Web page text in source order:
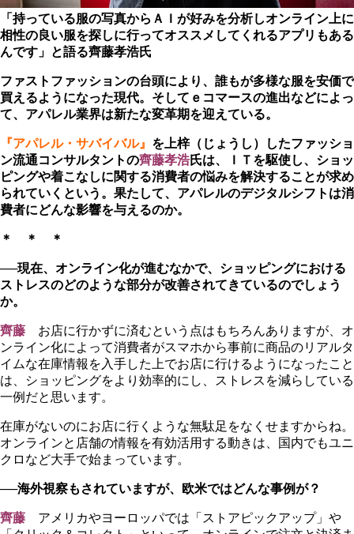
「持っている服の写真からＡＩが好みを分析しオンライン上に
相性の良い服を探しに行ってオススメしてくれるアプリもある
んです」と語る齊藤孝浩氏
ファストファッションの台頭により、誰もが多様な服を安価で
買えるようになった現代。そしてｅコマースの進出などによっ
て、アパレル業界は新たな変革期を迎えている。
『アパレル・サバイバル』 を上梓（じょうし）したファッショ
ン流通コンサルタントの齊藤孝浩氏は、ＩＴを駆使し、ショッ
ピングや着こなしに関する消費者の悩みを解決することが求め
られていくという。果たして、アパレルのデジタルシフトは消
費者にどんな影響を与えるのか。
＊ ＊ ＊
──現在、オンライン化が進むなかで、ショッピングにおける
ストレスのどのような部分が改善されてきているのでしょう
か。
齊藤 お店に行かずに済むという点はもちろんありますが、オ
ンライン化によって消費者がスマホから事前に商品のリアルタ
イムな在庫情報を入手した上でお店に行けるようになったこと
は、ショッピングをより効率的にし、ストレスを減らしている
一例だと思います。
在庫がないのにお店に行くような無駄足をなくせますからね。
オンラインと店舗の情報を有効活用する動きは、国内でもユニ
クロなど大手で始まっています。
──海外視察もされていますが、欧米ではどんな事例が？
齊藤 アメリカやヨーロッパでは「ストアピックアップ」や